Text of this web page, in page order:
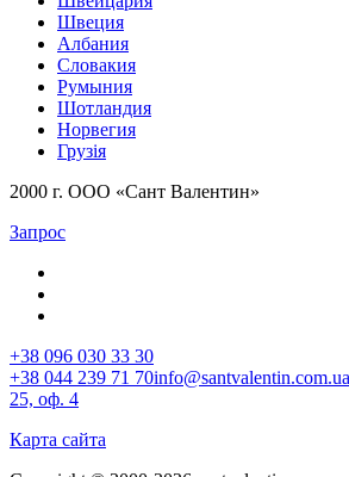
Швеция
Албания
Словакия
Румыния
Шотландия
Норвегия
Грузія
2000 г. ООО «Сант Валентин»
Запрос
+38 096 030 33 30
+38 044 239 71 70info@santvalentin.com.ua
25, оф. 4
Карта сайта